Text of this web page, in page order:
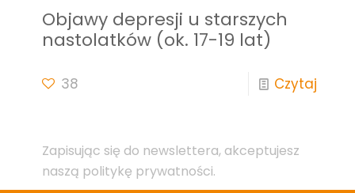
Objawy depresji u starszych
nastolatków (ok. 17-19 lat)
38 Czytaj
Zapisując się do newslettera, akceptujesz
naszą politykę prywatności.